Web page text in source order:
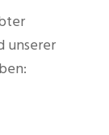
unserer